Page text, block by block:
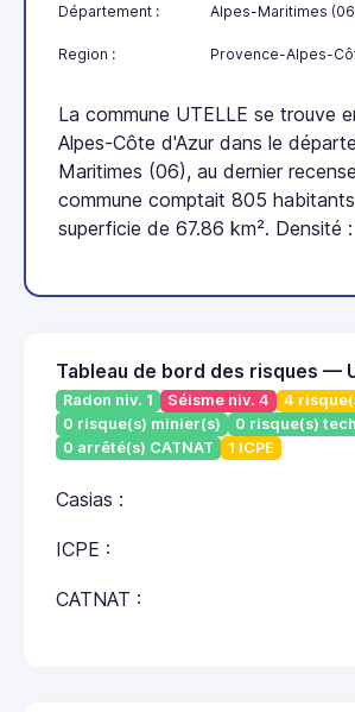
Département : Alpes-Maritimes
Region : Provence-Alpes-
La commune UTELLE se trouve
Alpes-Côte d'Azur dans le
Maritimes (06), au dernier
commune comptait 805
superficie de 67.86 km². Densité :
Tableau de bord des risques —
Radon niv. 1 Séisme niv. 4
4
0 risque(s) minier(s)
0 risque(s)
0 arrêté(s) CATNAT
1 ICPE
Casias :
ICPE :
CATNAT :